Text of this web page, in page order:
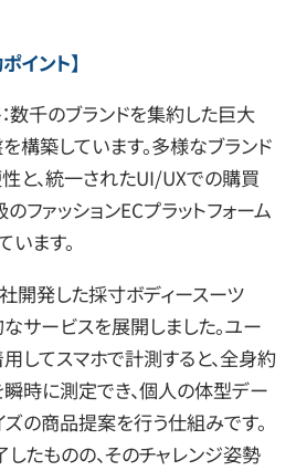
イント】
：数千のブランドを集約した巨大
構築しています。多様なブランド
と、統一されたUI/UXでの購買
ファッションECプラットフォーム
ます。
社開発した採寸ボディースーツ
なサービスを展開しました。ユー
してスマホで計測すると、全身約
時に測定でき、個人の体型デー
の商品提案を行う仕組みです。
たものの、そのチャレンジ姿勢